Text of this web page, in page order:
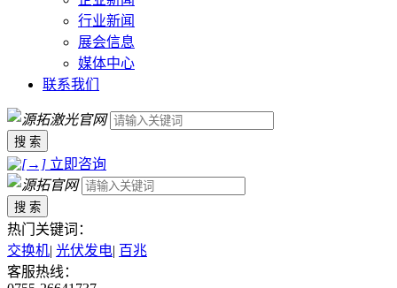
行业新闻
展会信息
媒体中心
联系我们
搜 索
立即咨询
搜 索
热门关键词：
交换机| 光伏发电| 百兆
客服热线：